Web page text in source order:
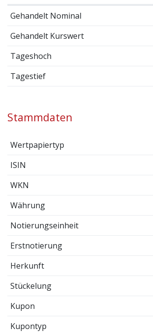
Gehandelt Nominal
Gehandelt Kurswert
Tageshoch
Tagestief
Stammdaten
Wertpapiertyp
ISIN
WKN
Währung
Notierungseinheit
Erstnotierung
Herkunft
Stückelung
Kupon
Kupontyp